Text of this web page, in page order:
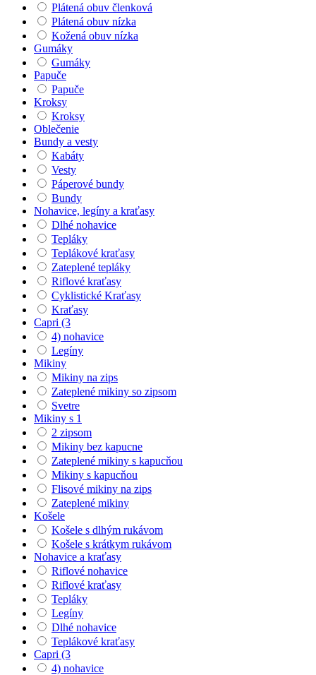
Plátená obuv členková
Plátená obuv nízka
Kožená obuv nízka
Gumáky
Gumáky
Papuče
Papuče
Kroksy
Kroksy
Oblečenie
Bundy a vesty
Kabáty
Vesty
Páperové bundy
Bundy
Nohavice, legíny a kraťasy
Dlhé nohavice
Tepláky
Teplákové kraťasy
Zateplené tepláky
Riflové kraťasy
Cyklistické Kraťasy
Kraťasy
Capri (3
4) nohavice
Legíny
Mikiny
Mikiny na zips
Zateplené mikiny so zipsom
Svetre
Mikiny s 1
2 zipsom
Mikiny bez kapucne
Zateplené mikiny s kapucňou
Mikiny s kapucňou
Flisové mikiny na zips
Zateplené mikiny
Košele
Košele s dlhým rukávom
Košele s krátkym rukávom
Nohavice a kraťasy
Riflové nohavice
Riflové kraťasy
Tepláky
Legíny
Dlhé nohavice
Teplákové kraťasy
Capri (3
4) nohavice